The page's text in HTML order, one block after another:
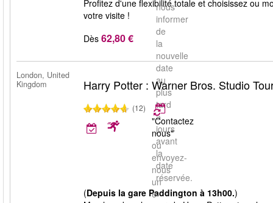
nous
informer
de
la
nouvelle
date
au
plus
tard
5
jours
avant
la
date
réservée.
Profitez d'une flexibilité totale et choisissez ou
votre visite !
Dès 62,80 €
London, United
Kingdom
Harry Potter : Warner Bros. Studio
(12)
"Contactez
nous"
ou
envoyez-
nous
un
e-
(Depuis la gare Paddington à 13h00.)